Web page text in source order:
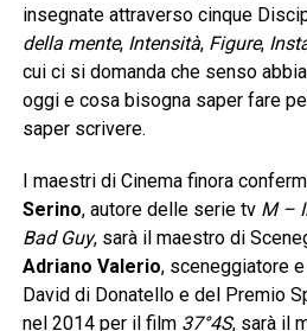
insegnate attraverso cinque
della mente, Intensità, Figure,
cui ci si domanda che senso
oggi e cosa bisogna saper fare
saper scrivere.
I maestri di Cinema finora
Serino, autore delle serie tv M –
Bad Guy, sarà il maestro di
Adriano Valerio, sceneggiatore
David di Donatello e del Premio
nel 2014 per il film 37°4S, sarà il